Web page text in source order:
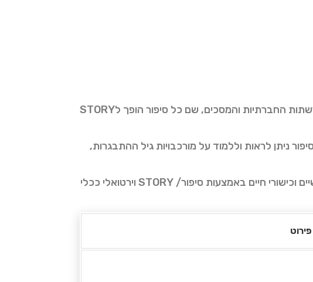
בעידן שבו כולנו חיים קצת בעולם מקביל, העולם הדיגיטלי, בני הנוער נמצאים עמוק בתוך הרשתות החברתיות והמסכים, שם כל סיפור הופך לSTORY
ניתן לראות וללמוד על מורכבויות גיל ההתבגרות,
תכנית "MY STORY" מבוססת על שיטת ביבליותרפיה הכוללת פעילות סדנה קבוצתית תהליכית להקניית כלים רגשיים וכישורי חיים באמצעות סיפור/ STORY וירטואלי ככלי
פירוט